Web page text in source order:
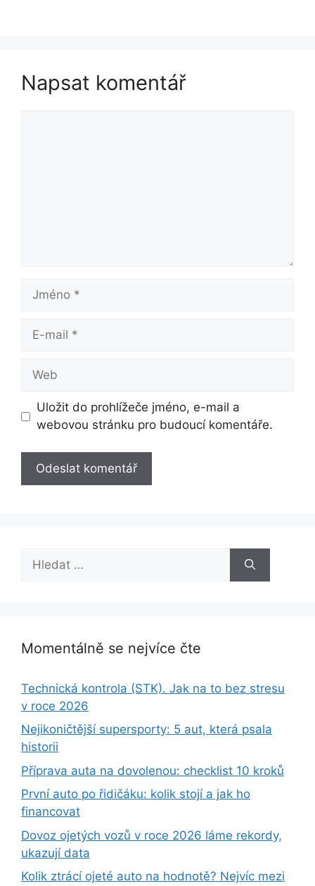
Napsat komentář
Jméno
Web
Uložit do prohlížeče jméno, e-mail a
webovou stránku pro budoucí komentáře.
Momentálně se nejvíce čte
Technická kontrola (STK). Jak na to bez stresu
v roce 2026
Nejikoničtější supersporty: 5 aut, která psala
historii
Příprava auta na dovolenou: checklist 10 kroků
První auto po řidičáku: kolik stojí a jak ho
financovat
Dovoz ojetých vozů v roce 2026 láme rekordy,
ukazují data
Kolik ztrácí ojeté auto na hodnotě? Nejvíc mezi